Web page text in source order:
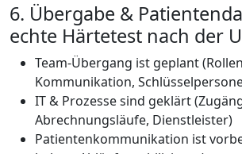
6. Übergabe &
echte Härtetest nach der
Team-Übergang ist geplant
Kommunikation,
IT & Prozesse sind geklärt
Abrechnungsläufe, Dienstleister)
Patientenkommunikation ist